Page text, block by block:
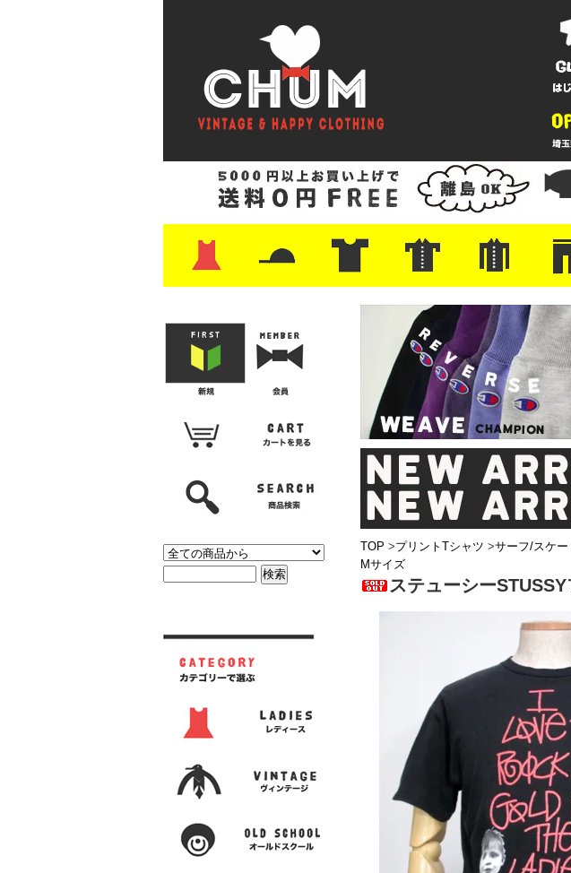
・レザーシューズ/スニーカー
・プリントTシャツ
・バンド/ツアー
・キャラクター
・Nike/adidas/スポーツ
・チャンピオン
・サーフ/スケート
・ボーダー/総柄/無地
・フットボール/リンガー
・タンクトップ/NBA・ポロシャツ
・半袖シャツ
・アロハ/サーフ/ボーリング
・ラルフ/ブランド
・無地/チェック/ストライ
・ワーク/ミリタリー/ウエ
・ネル/ウール ・ショ
・アウ
・ジー
・Levi's
・ミリ
・コー
・コッ
・オー
・ジャ
ン
TOP >プリントTシャツ >サーフ/スケー
Mサイズ
ステューシー